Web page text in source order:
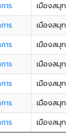
าร เมืองสมุ
าร เมืองสมุ
าร เมืองสมุ
าร เมืองสมุ
าร เมืองสมุ
าร เมืองสมุ
าร เมืองสมุ